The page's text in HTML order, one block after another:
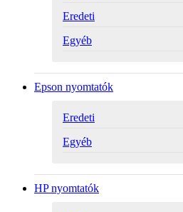
Eredeti
Egyéb
Epson nyomtatók
Eredeti
Egyéb
HP nyomtatók